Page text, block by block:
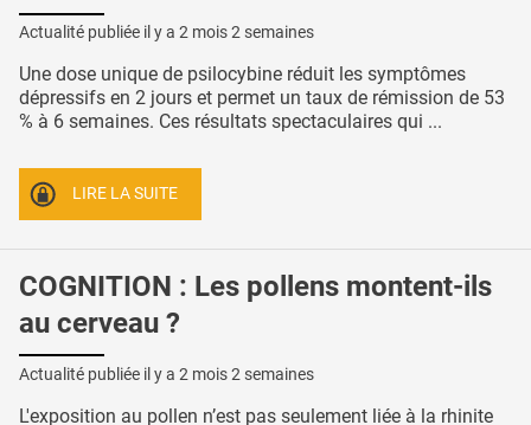
Actualité publiée il y a 2 mois 2 semaines
Une dose unique de psilocybine réduit les symptômes
dépressifs en 2 jours et permet un taux de rémission de 53
% à 6 semaines. Ces résultats spectaculaires qui ...
LIRE LA SUITE
COGNITION : Les pollens montent-ils
au cerveau ?
Actualité publiée il y a 2 mois 2 semaines
L'exposition au pollen n’est pas seulement liée à la rhinite